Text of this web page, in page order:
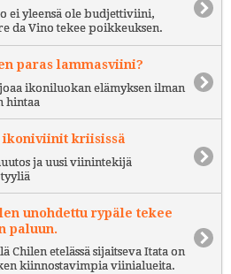
ei yleensä ole budjettiviini,
da Vino tekee poikkeuksen.
paras lammasviini?
ikoniluokan elämyksen ilman
hintaa
ikoniviinit kriisissä
ja uusi viinintekijä
unohdettu rypäle tekee
paluun.
Chilen etelässä sijaitseva Itata on
kiinnostavimpia viinialueita.